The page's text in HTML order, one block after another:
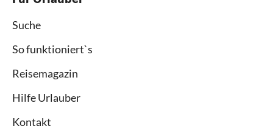
Suche
So funktioniert`s
Reisemagazin
Hilfe Urlauber
Kontakt